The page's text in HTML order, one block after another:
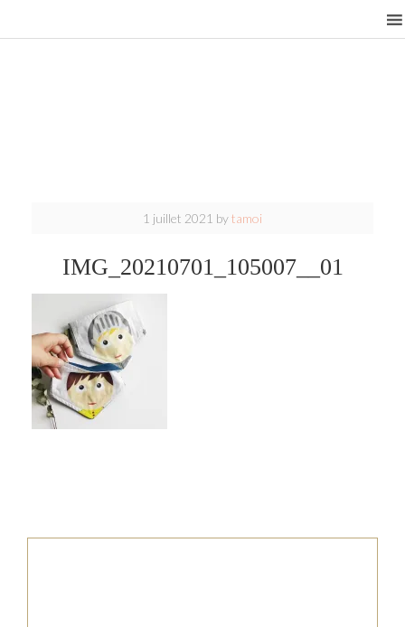
1 juillet 2021 bytamoi
IMG_20210701_105007__01